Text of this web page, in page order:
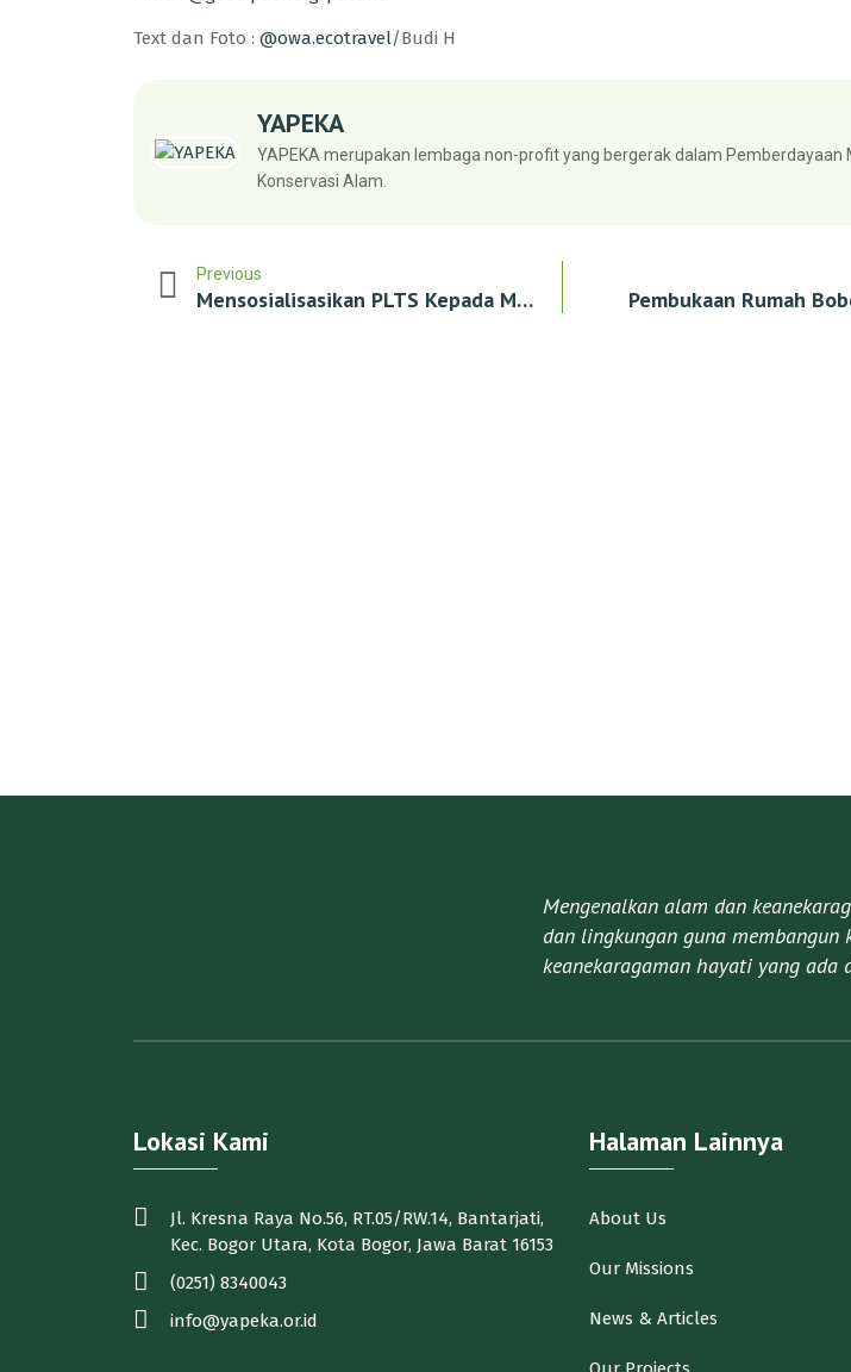
Text dan Foto : @owa.ecotravel/Budi H
YAPEKA
YAPEKA merupakan lembaga non-profit yang bergerak dalam Pemberdayaan
Konservasi Alam.
Previous
Mensosialisasikan PLTS Kepada Masyarakat Desa Penerima Manfaat Pembukaan Rumah
Mengenalkan alam dan
dan lingkungan guna membangun
keanekaragaman hayati yang ada
Lokasi Kami
Jl. Kresna Raya No.56, RT.05/RW.14, Bantarjati,
Kec. Bogor Utara, Kota Bogor, Jawa Barat 16153
(0251) 8340043
info@yapeka.or.id
Halaman Lainnya
About Us
Our Missions
News & Articles